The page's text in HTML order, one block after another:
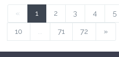
« 1 2 3 4 5
10 ... 71 72 »